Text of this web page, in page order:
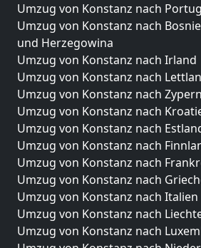
Umzug von Konstanz nach
Umzug von Konstanz nach
und Herzegowina
Umzug von Konstanz nach Irland
Umzug von Konstanz nach
Umzug von Konstanz nach Zypern
Umzug von Konstanz nach
Umzug von Konstanz nach
Umzug von Konstanz nach
Umzug von Konstanz nach
Umzug von Konstanz nach
Umzug von Konstanz nach Italien
Umzug von Konstanz nach
Umzug von Konstanz nach